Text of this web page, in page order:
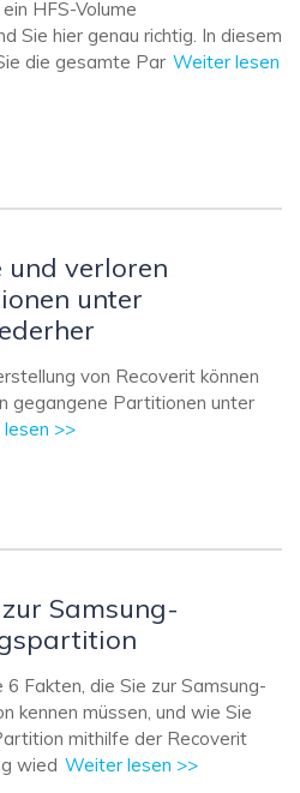
HFS-Volume
Sie hier genau richtig. In diesem
die gesamte Par Weiter lesen
und verloren
unter
von Recoverit können
gegangene Partitionen unter
>>
Samsung-
Fakten, die Sie zur Samsung-
kennen müssen, und wie Sie
mithilfe der Recoverit
wied Weiter lesen >>